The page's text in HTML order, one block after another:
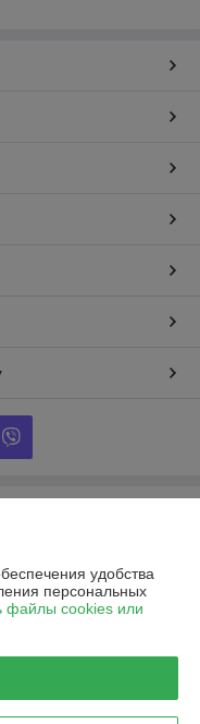
удобства
персональных
файлы cookies или